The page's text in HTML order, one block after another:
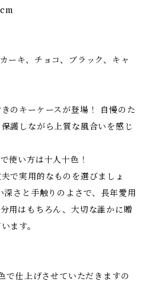
ーキ、チョコ、ブラック、キャ
のキーケースが登場！ 自慢のた
護しながら上質な風合いを感じ
使い方は十人十色！
で実用的なものを選びましょ
深さと手触りのよさで、長年愛用
用はもちろん、大切な誰かに贈
ます。
で仕上げさせていただきますの